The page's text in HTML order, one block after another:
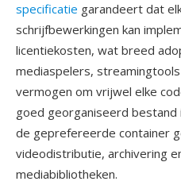
specificatie garandeert dat
schrijfbewerkingen kan
licentiekosten, wat breed
mediaspelers,
vermogen om vrijwel elke
goed georganiseerd
de geprefereerde container
videodistributie, archivering
mediabibliotheken.